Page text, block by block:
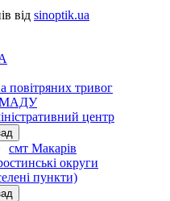
від sinoptik.ua
повітряних тривог
центр
смт Макарів
округи
пункти)